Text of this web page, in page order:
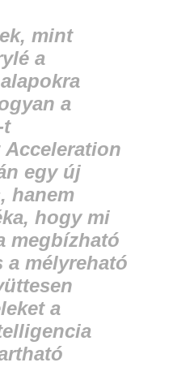
mint
a
a
t
Acceleration
egy új
hanem
hogy mi
megbízható
a mélyreható
a